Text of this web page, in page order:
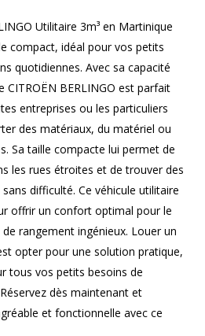
Utilitaire 3m³ en Martinique
compact, idéal pour vos petits
quotidiennes. Avec sa capacité
CITROËN BERLINGO est parfait
entreprises ou les particuliers
des matériaux, du matériel ou
Sa taille compacte lui permet de
les rues étroites et de trouver des
difficulté. Ce véhicule utilitaire
offrir un confort optimal pour le
rangement ingénieux. Louer un
opter pour une solution pratique,
tous vos petits besoins de
dès maintenant et
et fonctionnelle avec ce